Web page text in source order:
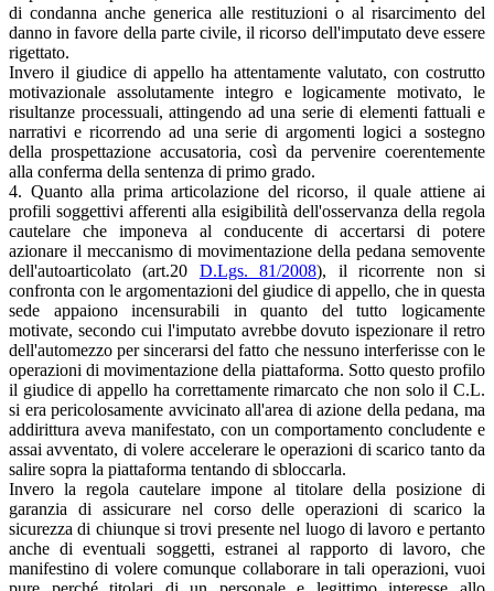
di condanna anche generica alle restituzioni o al risarcimento del
danno in favore della parte civile, il ricorso dell'imputato deve essere
rigettato.
Invero il giudice di appello ha attentamente valutato, con costrutto
motivazionale assolutamente integro e logicamente motivato, le
risultanze processuali, attingendo ad una serie di elementi fattuali e
narrativi e ricorrendo ad una serie di argomenti logici a sostegno
della prospettazione accusatoria, così da pervenire coerentemente
alla conferma della sentenza di primo grado.
4. Quanto alla prima articolazione del ricorso, il quale attiene ai
profili soggettivi afferenti alla esigibilità dell'osservanza della regola
cautelare che imponeva al conducente di accertarsi di potere
azionare il meccanismo di movimentazione della pedana semovente
dell'autoarticolato (art.20 D.Lgs. 81/2008), il ricorrente non si
confronta con le argomentazioni del giudice di appello, che in questa
sede appaiono incensurabili in quanto del tutto logicamente
motivate, secondo cui l'imputato avrebbe dovuto ispezionare il retro
dell'automezzo per sincerarsi del fatto che nessuno interferisse con le
operazioni di movimentazione della piattaforma. Sotto questo profilo
il giudice di appello ha correttamente rimarcato che non solo il C.L.
si era pericolosamente avvicinato all'area di azione della pedana, ma
addirittura aveva manifestato, con un comportamento concludente e
assai avventato, di volere accelerare le operazioni di scarico tanto da
salire sopra la piattaforma tentando di sbloccarla.
Invero la regola cautelare impone al titolare della posizione di
garanzia di assicurare nel corso delle operazioni di scarico la
sicurezza di chiunque si trovi presente nel luogo di lavoro e pertanto
anche di eventuali soggetti, estranei al rapporto di lavoro, che
manifestino di volere comunque collaborare in tali operazioni, vuoi